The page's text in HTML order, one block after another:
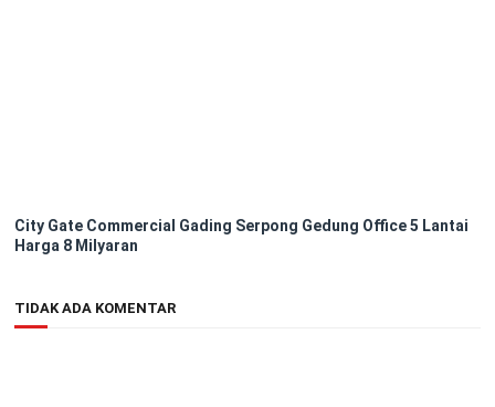
City Gate Commercial Gading Serpong Gedung Office 5 Lantai
Harga 8 Milyaran
TIDAK ADA KOMENTAR